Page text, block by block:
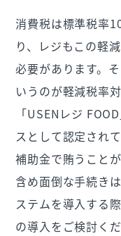
消費税は標準税率
り、レジもこの軽
必要があります。
いうのが軽減税率
「USENレジ
スとして認定され
補助金で賄うこと
含め面倒な手続き
ステムを導入する
の導入をご検討くだ